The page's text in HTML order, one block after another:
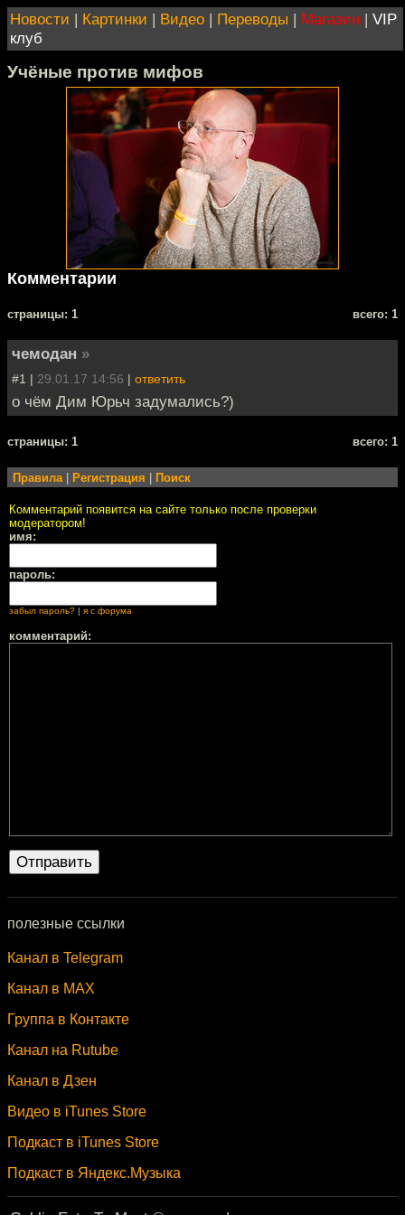
Новости | Картинки | Видео | Переводы | Магазин | VIP
клуб
Учёные против мифов
Комментарии
cтраницы: 1 всего: 1
чемодан »
#1 | 29.01.17 14:56 | ответить
о чём Дим Юрьч задумались?)
cтраницы: 1 всего: 1
Правила Регистрация Поиск
Комментарий появится на сайте только после проверки
модератором!
имя:
пароль:
забыл пароль? | я с форума
комментарий:
полезные ссылки
Канал в Telegram
Канал в MAX
Группа в Контакте
Канал на Rutube
Канал в Дзен
Видео в iTunes Store
Подкаст в iTunes Store
Подкаст в Яндекс.Музыка